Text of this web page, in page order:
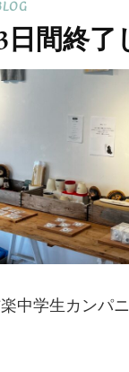
日間終了
中学生カンパ